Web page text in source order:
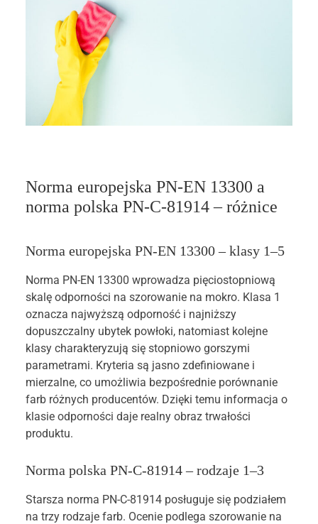
Norma europejska PN-EN 13300 a
norma polska PN-C-81914 – różnice
Norma europejska PN-EN 13300 – klasy 1–5
Norma PN-EN 13300 wprowadza pięciostopniową
skalę odporności na szorowanie na mokro. Klasa 1
oznacza najwyższą odporność i najniższy
dopuszczalny ubytek powłoki, natomiast kolejne
klasy charakteryzują się stopniowo gorszymi
parametrami. Kryteria są jasno zdefiniowane i
mierzalne, co umożliwia bezpośrednie porównanie
farb różnych producentów. Dzięki temu informacja o
klasie odporności daje realny obraz trwałości
produktu.
Norma polska PN-C-81914 – rodzaje 1–3
Starsza norma PN-C-81914 posługuje się podziałem
na trzy rodzaje farb. Ocenie podlega szorowanie na